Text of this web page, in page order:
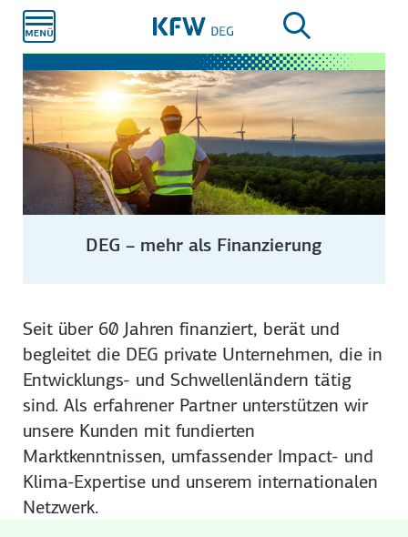
Hauptinhalt
DEG – mehr als Finanzierung
Seit über 60 Jahren finanziert, berät und
begleitet die DEG private Unternehmen, die in
Entwicklungs- und Schwellenländern tätig
sind. Als erfahrener Partner unterstützen wir
unsere Kunden mit fundierten
Marktkenntnissen, umfassender Impact- und
Klima-Expertise und unserem internationalen
Netzwerk.